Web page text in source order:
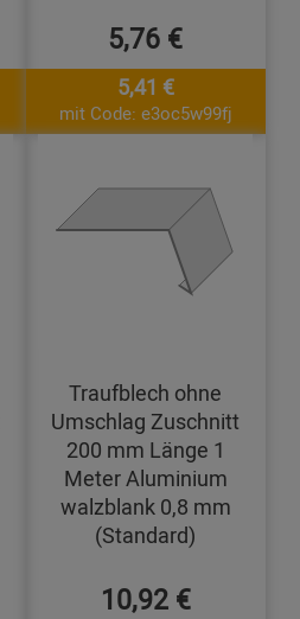
5,76 €
5,41 €
mit Code: e3oc5w99fj
Traufblech ohne
Umschlag Zuschnitt
200 mm Länge 1
Meter Aluminium
walzblank 0,8 mm
(Standard)
10,92 €